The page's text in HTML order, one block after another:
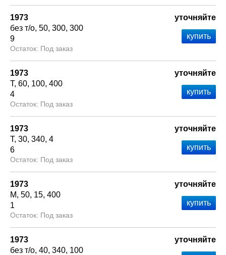
1973
без т/о 50 300 300
9
Под заказ
уточняйте
1973
Т 60 100 400
4
Под заказ
уточняйте
1973
Т 30 340 4
6
Под заказ
уточняйте
1973
М 50 15 400
1
Под заказ
уточняйте
1973
без т/о 40 340 100
уточняйте